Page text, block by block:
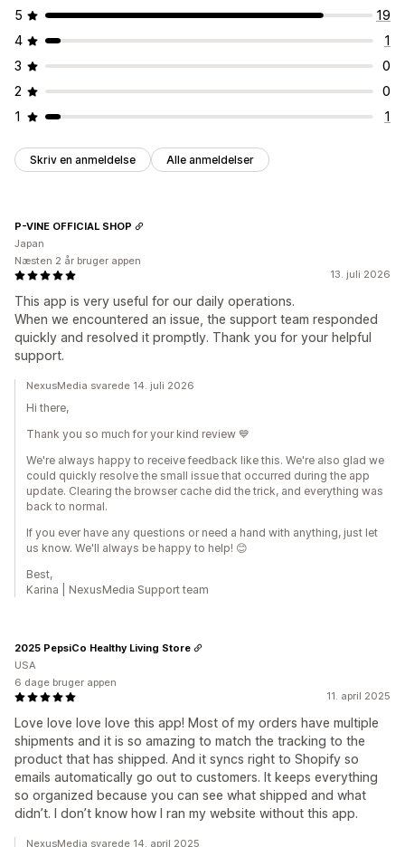
5
19
4
1
3
0
2
0
1
1
Skriv en anmeldelse Alle anmeldelser
13. juli 2026
This app is very useful for our daily operations.
When we encountered an issue, the support team responded
quickly and resolved it promptly. Thank you for your helpful
support.
P-VINE OFFICIAL SHOP
Japan
Næsten 2 år bruger appen
NexusMedia svarede 14. juli 2026
Hi there,
Thank you so much for your kind review 💙
We're always happy to receive feedback like this. We're also glad we
could quickly resolve the small issue that occurred during the app
update. Clearing the browser cache did the trick, and everything was
back to normal.
If you ever have any questions or need a hand with anything, just let
us know. We'll always be happy to help! 😊
Best,
Karina | NexusMedia Support team
11. april 2025
Love love love love this app! Most of my orders have multiple
shipments and it is so amazing to match the tracking to the
product that has shipped. And it syncs right to Shopify so
emails automatically go out to customers. It keeps everything
so organized because you can see what shipped and what
didn’t. I don’t know how I ran my website without this app.
2025 PepsiCo Healthy Living Store
USA
6 dage bruger appen
NexusMedia svarede 14. april 2025